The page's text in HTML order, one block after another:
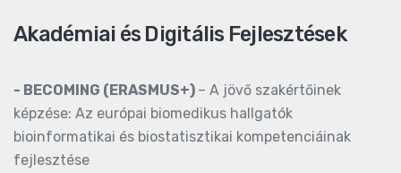
Akadémiai és Digitális Fejlesztések
- BECOMING (ERASMUS+) – A jövő szakértőinek
képzése: Az európai biomedikus hallgatók
bioinformatikai és biostatisztikai kompetenciáinak
fejlesztése